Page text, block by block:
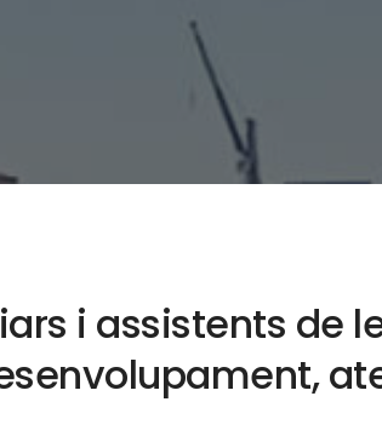
i assistents de